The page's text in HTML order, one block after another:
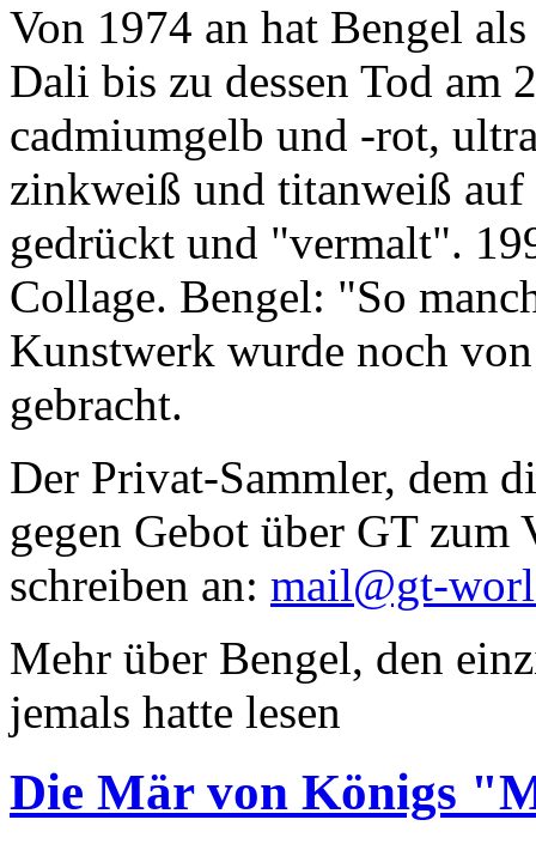
Von 1974 an hat Bengel
Dali bis zu dessen Tod am
cadmiumgelb und -rot,
zinkweiß und titanweiß
gedrückt und "vermalt".
Collage. Bengel: "So
Kunstwerk wurde noch
gebracht.
Der Privat-Sammler, dem
gegen Gebot über GT zum
schreiben an: mail@gt-
Mehr über Bengel, den
jemals hatte lesen
Die Mär von Königs